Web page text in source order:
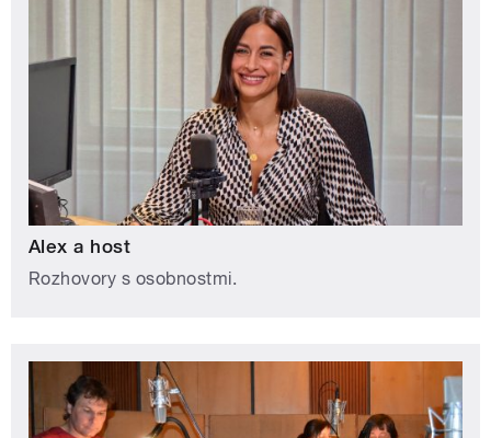
Alex a host
Rozhovory s osobnostmi.